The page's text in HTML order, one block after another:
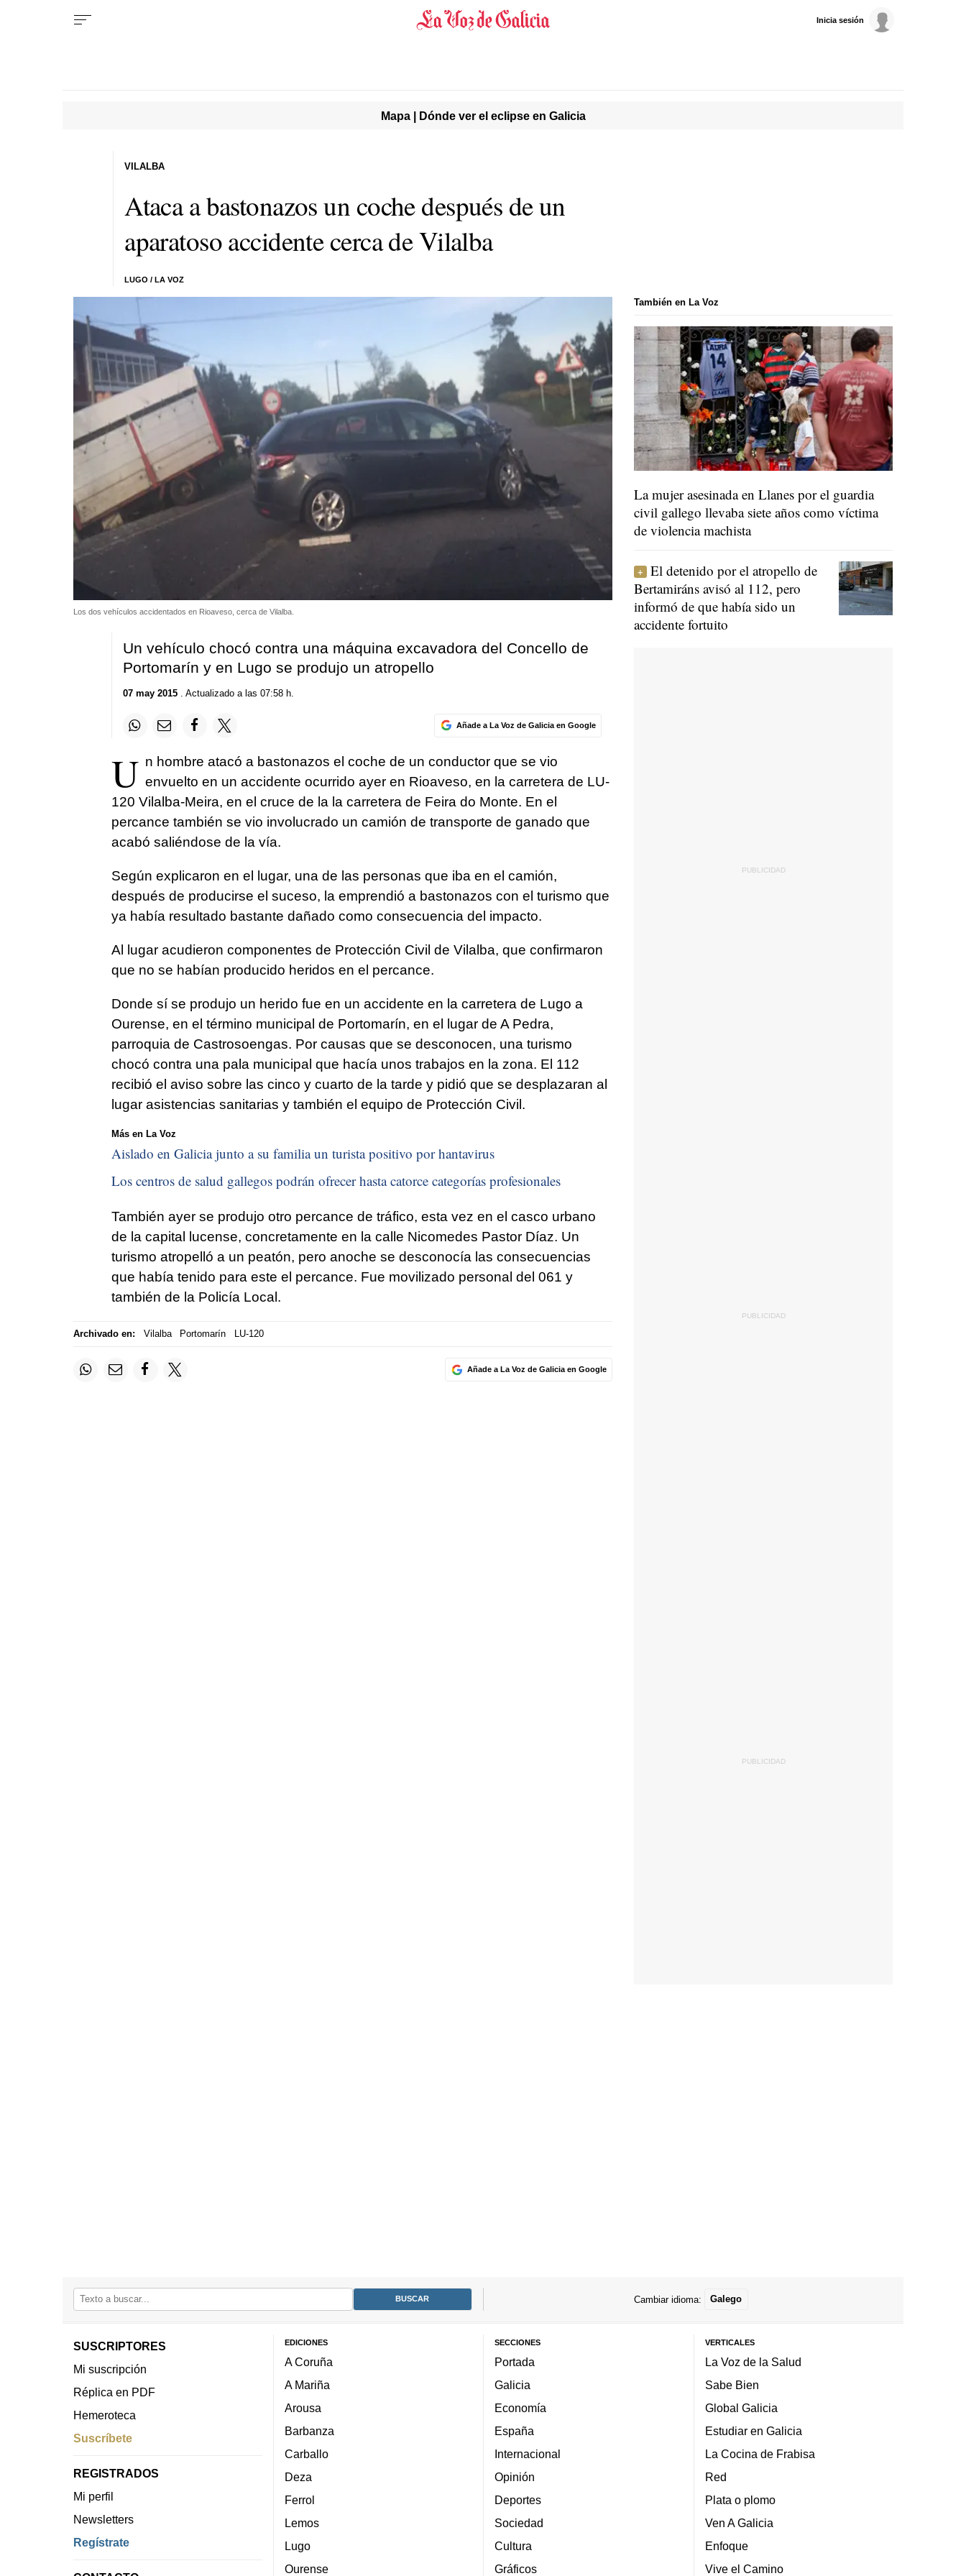
Inicia sesión
Mapa | Dónde ver el eclipse en Galicia
Ataca a bastonazos un coche después de un
aparatoso accidente cerca de Vilalba
LUGO / LA VOZ
VILALBA
Los dos vehículos accidentados en Rioaveso, cerca de Vilalba.
Un vehículo chocó contra una máquina excavadora del Concello de
Portomarín y en Lugo se produjo un atropello
07 may 2015. Actualizado a las 07:58 h.
Añade a La Voz de Galicia en Google
U n hombre atacó a bastonazos el coche de un conductor que se vio
envuelto en un accidente ocurrido ayer en Rioaveso, en la carretera de LU-
120 Vilalba-Meira, en el cruce de la la carretera de Feira do Monte. En el
percance también se vio involucrado un camión de transporte de ganado que
acabó saliéndose de la vía.
Según explicaron en el lugar, una de las personas que iba en el camión,
después de producirse el suceso, la emprendió a bastonazos con el turismo que
ya había resultado bastante dañado como consecuencia del impacto.
Al lugar acudieron componentes de Protección Civil de Vilalba, que confirmaron
que no se habían producido heridos en el percance.
Donde sí se produjo un herido fue en un accidente en la carretera de Lugo a
Ourense, en el término municipal de Portomarín, en el lugar de A Pedra,
parroquia de Castrosoengas. Por causas que se desconocen, una turismo
chocó contra una pala municipal que hacía unos trabajos en la zona. El 112
recibió el aviso sobre las cinco y cuarto de la tarde y pidió que se desplazaran al
lugar asistencias sanitarias y también el equipo de Protección Civil.
Más en La Voz
Aislado en Galicia junto a su familia un turista positivo por hantavirus
Los centros de salud gallegos podrán ofrecer hasta catorce categorías profesionales
También ayer se produjo otro percance de tráfico, esta vez en el casco urbano
de la capital lucense, concretamente en la calle Nicomedes Pastor Díaz. Un
turismo atropelló a un peatón, pero anoche se desconocía las consecuencias
que había tenido para este el percance. Fue movilizado personal del 061 y
también de la Policía Local.
Archivado en: Vilalba Portomarín LU-120
Añade a La Voz de Galicia en Google
También en La Voz
La mujer asesinada en Llanes por el guardia
civil gallego llevaba siete años como víctima
de violencia machista
El detenido por el atropello de
Bertamiráns avisó al 112, pero
informó de que había sido un
accidente fortuito
Cambiar idioma: Galego
SUSCRIPTORES
Mi suscripción
Réplica en PDF
Hemeroteca
Suscríbete
REGISTRADOS
Mi perfil
Newsletters
Regístrate
EDICIONES
A Coruña
A Mariña
Arousa
Barbanza
Carballo
Deza
Ferrol
Lemos
Lugo
Ourense
SECCIONES
Portada
Galicia
Economía
España
Internacional
Opinión
Deportes
Sociedad
Cultura
Gráficos
VERTICALES
La Voz de la Salud
Sabe Bien
Global Galicia
Estudiar en Galicia
La Cocina de Frabisa
Red
Plata o plomo
Ven A Galicia
Enfoque
Vive el Camino